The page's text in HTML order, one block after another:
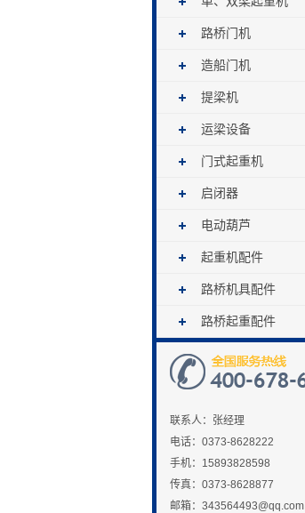
路桥门机
造船门机
提梁机
运梁设备
门式起重机
启闭器
电动葫芦
起重机配件
路桥机具配件
路桥起重配件
联系人：张经理
电话：0373-8628222
手机：15893828598
传真：0373-8628877
邮箱： 343564493@qq.com